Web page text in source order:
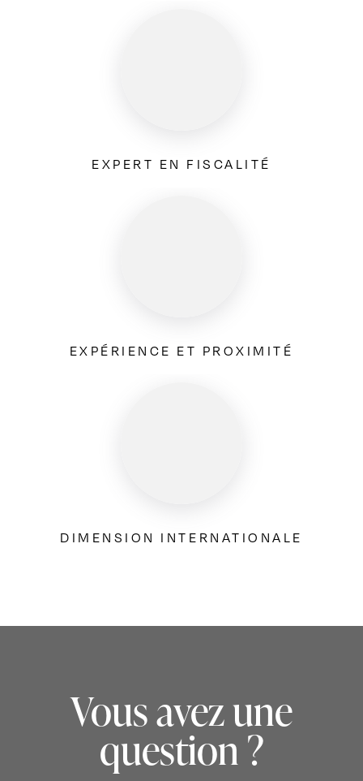
EXPERT EN FISCALITÉ
EXPÉRIENCE ET PROXIMITÉ
DIMENSION INTERNATIONALE
Vous avez une
question ?